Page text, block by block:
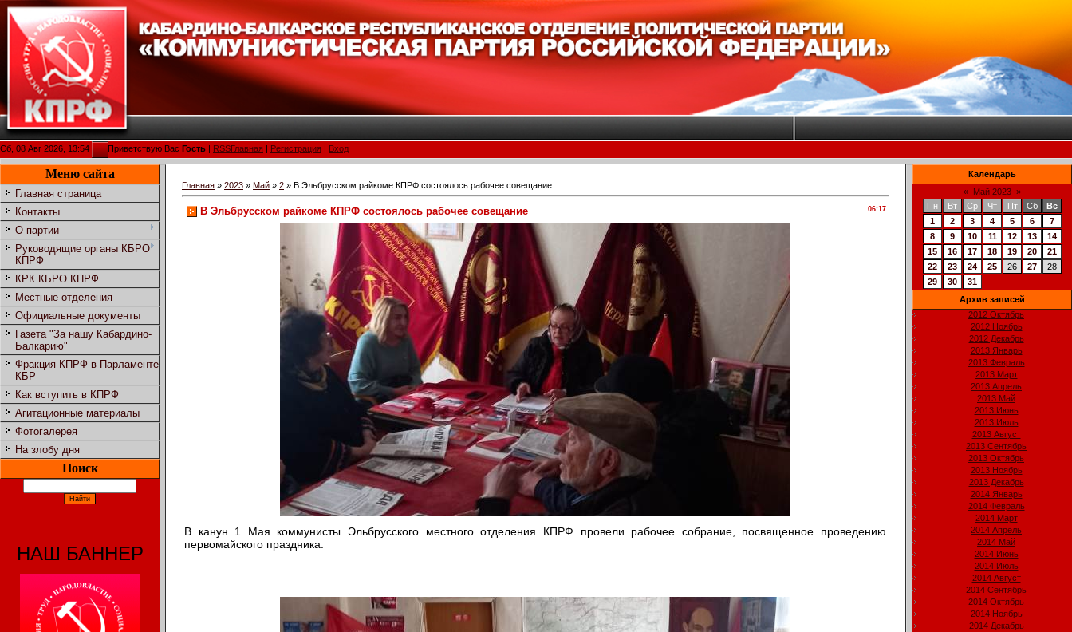
Сб, 08 Авг 2026, 13:54 Приветствую Вас Гость RSSГлавная Регистрация Вход
Меню сайта
Главная страница
Контакты
О партии
Руководящие органы КБРО
КПРФ
КРК КБРО КПРФ
Местные отделения
Официальные документы
Газета "За нашу Кабардино-
Балкарию"
Фракция КПРФ в Парламенте
КБР
Как вступить в КПРФ
Агитационные материалы
Фотогалерея
На злобу дня
Поиск
НАШ БАННЕР
Главная » 2023 » Май » 2 » В Эльбрусском райкоме КПРФ состоялось рабочее совещание
06:17
В Эльбрусском райкоме КПРФ состоялось рабочее совещание
В канун 1 Мая коммунисты Эльбрусского местного отделения КПРФ провели рабочее собрание, посвященное проведению
первомайского праздника.
Календарь
« Май 2023 »
Пн
Вт Ср Чт Пт Сб
Вс
1
2 3 4 5 6
7
8
9 10 11 12 13
14
15
16 17 18 19 20
21
22
23 24 25 26 27
28
29
30
31
Архив записей
2012 Октябрь
2012 Ноябрь
2012 Декабрь
2013 Январь
2013 Февраль
2013 Март
2013 Апрель
2013 Май
2013 Июнь
2013 Июль
2013 Август
2013 Сентябрь
2013 Октябрь
2013 Ноябрь
2013 Декабрь
2014 Январь
2014 Февраль
2014 Март
2014 Апрель
2014 Май
2014 Июнь
2014 Июль
2014 Август
2014 Сентябрь
2014 Октябрь
2014 Ноябрь
2014 Декабрь